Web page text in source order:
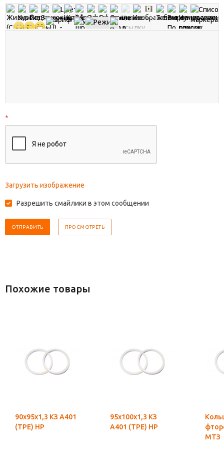
*
Загрузить изображение
Разрешить смайлики в этом сообщении
Похожие товары
90х95х1,3 КЗ А401
(ТРЕ) НР
95х100х1,3 КЗ
А401 (ТРЕ) НР
МТЗ